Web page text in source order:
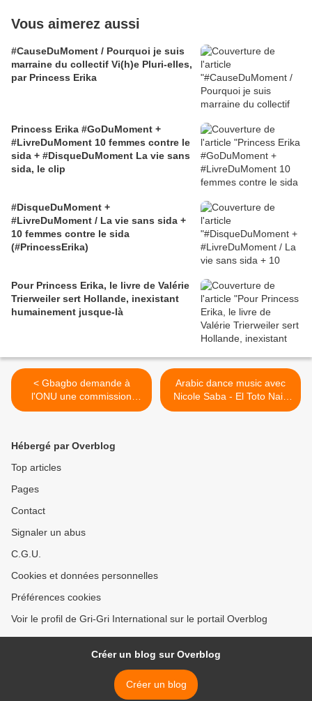
Vous aimerez aussi
#CauseDuMoment / Pourquoi je suis
marraine du collectif Vi(h)e Pluri-elles,
par Princess Erika
Princess Erika #GoDuMoment +
#LivreDuMoment 10 femmes contre le
sida + #DisqueDuMoment La vie sans
sida, le clip
#DisqueDuMoment +
#LivreDuMoment / La vie sans sida +
10 femmes contre le sida
(#PrincessErika)
Pour Princess Erika, le livre de Valérie
Trierweiler sert Hollande, inexistant
humainement jusque-là
< Gbagbo demande à
l'ONU une commission
d'enquête sur les tueries
Arabic dance music avec
Nicole Saba - El Toto Nai /
نيكول سابا - التوتو ني >
Hébergé par Overblog
Top articles
Pages
Contact
Signaler un abus
C.G.U.
Cookies et données personnelles
Préférences cookies
Voir le profil de Gri-Gri International sur le portail Overblog
Créer un blog sur Overblog
Créer un blog